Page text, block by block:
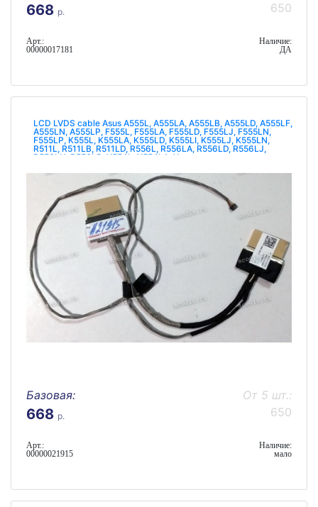
668 р. 650
Арт.:
00000017181
Наличие:
ДА
LCD LVDS cable Asus A555L, A555LA, A555LB, A555LD, A555LF,
A555LN, A555LP, F555L, F555LA, F555LD, F555LJ, F555LN,
F555LP, K555L, K555LA, K555LD, K555LI, K555LJ, K555LN,
R511L, R511LB, R511LD, R556L, R556LA, R556LD, R556LJ,
R556LN, R556LP, X554L, X554LA, X
Базовая:
668 р.
От 5 шт.:
650
Арт.:
00000021915
Наличие:
мало